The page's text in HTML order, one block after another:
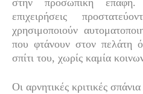
στην προσωπική επαφή.
επιχειρήσεις
χρησιμοποιούν
που φτάνουν στον πελάτη
σπίτι του, χωρίς καμία
Οι αρνητικές κριτικές